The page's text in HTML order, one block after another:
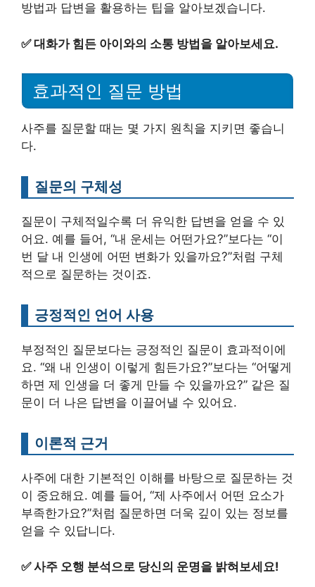
방법과 답변을 활용하는 팁을 알아보겠습니다.
✅대화가 힘든 아이와의 소통 방법을 알아보세요.
효과적인 질문 방법
사주를 질문할 때는 몇 가지 원칙을 지키면 좋습니
다.
질문의 구체성
질문이 구체적일수록 더 유익한 답변을 얻을 수 있
어요. 예를 들어, “내 운세는 어떤가요?”보다는 “이
번 달 내 인생에 어떤 변화가 있을까요?”처럼 구체
적으로 질문하는 것이죠.
긍정적인 언어 사용
부정적인 질문보다는 긍정적인 질문이 효과적이에
요. “왜 내 인생이 이렇게 힘든가요?”보다는 “어떻게
하면 제 인생을 더 좋게 만들 수 있을까요?” 같은 질
문이 더 나은 답변을 이끌어낼 수 있어요.
이론적 근거
사주에 대한 기본적인 이해를 바탕으로 질문하는 것
이 중요해요. 예를 들어, “제 사주에서 어떤 요소가
부족한가요?”처럼 질문하면 더욱 깊이 있는 정보를
얻을 수 있답니다.
✅사주 오행 분석으로 당신의 운명을 밝혀보세요!